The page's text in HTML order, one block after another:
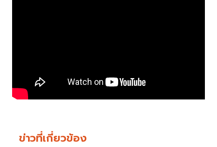
ข่าวที่เกี่ยวข้อง